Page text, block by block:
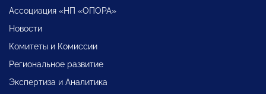
Ассоциация «НП «ОПОРА»
Новости
Комитеты и Комиссии
Региональное развитие
Экспертиза и Аналитика